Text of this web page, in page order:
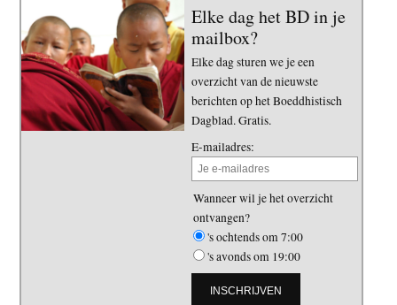
Elke dag het BD in je
mailbox?
Elke dag sturen we je een
overzicht van de nieuwste
berichten op het Boeddhistisch
Dagblad. Gratis.
E-mailadres:
Wanneer wil je het overzicht
ontvangen?
's ochtends om 7:00
's avonds om 19:00